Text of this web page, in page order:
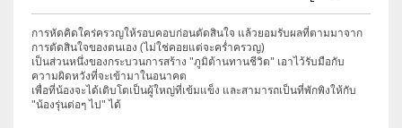
การหัดคิดใคร่ครวญให้รอบคอบก่อนตัดสินใจ แล้วยอมรับผลที่ตามมาจาก
การตัดสินใจของตนเอง (ไม่ใช่คอยแต่จะคร่ำครวญ)
เป็นส่วนหนึ่งของกระบวนการสร้าง "ภูมิต้านทานชีวิต" เอาไว้รับมือกับ
ความผิดหวังที่จะเข้ามาในอนาคต
เพื่อที่น้องจะได้เติบโตเป็นผู้ใหญ่ที่เข้มแข็ง และสามารถเป็นที่พักพิงให้กับ
"น้องรุ่นต่อๆ ไป" ได้